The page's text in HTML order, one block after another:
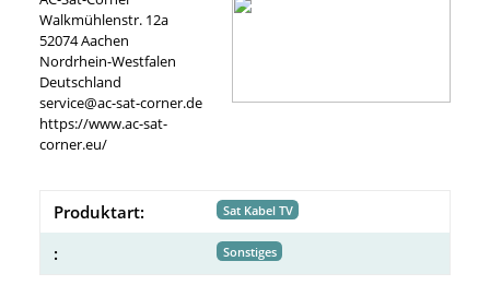
Walkmühlenstr. 12a
52074 Aachen
Nordrhein-Westfalen
Deutschland
service@ac-sat-corner.de
https://www.ac-sat-
corner.eu/
Produktart: Sat Kabel TV
: Sonstiges